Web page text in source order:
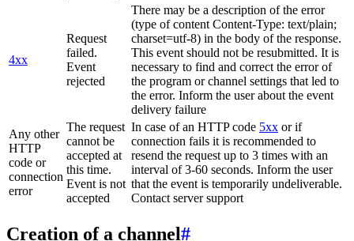
4xx
Request
failed.
Event
rejected
There may be a description of the error
(type of content Content-Type: text/plain;
charset=utf-8) in the body of the response.
This event should not be resubmitted. It is
necessary to find and correct the error of
the program or channel settings that led to
the error. Inform the user about the event
delivery failure
Any other
HTTP
code or
connection
error
The request
cannot be
accepted at
this time.
Event is not
accepted
In case of an HTTP code 5xx or if
connection fails it is recommended to
resend the request up to 3 times with an
interval of 3-60 seconds. Inform the user
that the event is temporarily undeliverable.
Contact server support
Creation of a channel#